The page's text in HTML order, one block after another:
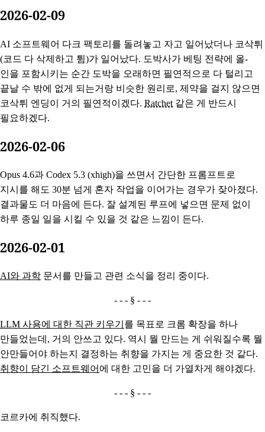
2026-02-09
AI 소프트웨어 다크 팩토리를 돌려놓고 자고 일어났더나 코삭튀
(코드 다 삭제하고 튐)가 일어났다. 도박사가 베팅 전략에 올-
인을 포함시키는 순간 도박을 오래하면 필연적으로 다 털리고
끝날 수 밖에 없게 되는거랑 비슷한 원리로, 제약을 걸지 않으면
코삭튀 엔딩이 거의 필연적이겠다. Ratchet 같은 게 반드시
필요하겠다.
2026-02-06
Opus 4.6과 Codex 5.3 (xhigh)을 쓰면서 간단한 프롬프트로
지시를 해도 30분 넘게 혼자 작업을 이어가는 경우가 잦아졌다.
결과물도 더 마음에 든다. 잘 설계된 루프에 넣으면 문제 없이
하루 종일 일을 시킬 수 있을 것 같은 느낌이 든다.
2026-02-01
AI와 과학 문서를 만들고 관련 소식을 정리 중이다.
LLM 사용에 대한 직관 키우기 를 목표로 크롬 확장을 하나
만들었는데, 거의 안쓰고 있다. 역시 뭘 만드는 게 쉬워질수록 뭘
안만들어야 하는지 결정하는 취향을 가지는 게 중요한 것 같다.
취향이 담긴 소프트웨어 에 대한 고민을 더 가열차게 해야겠다.
코르카에 취직했다.